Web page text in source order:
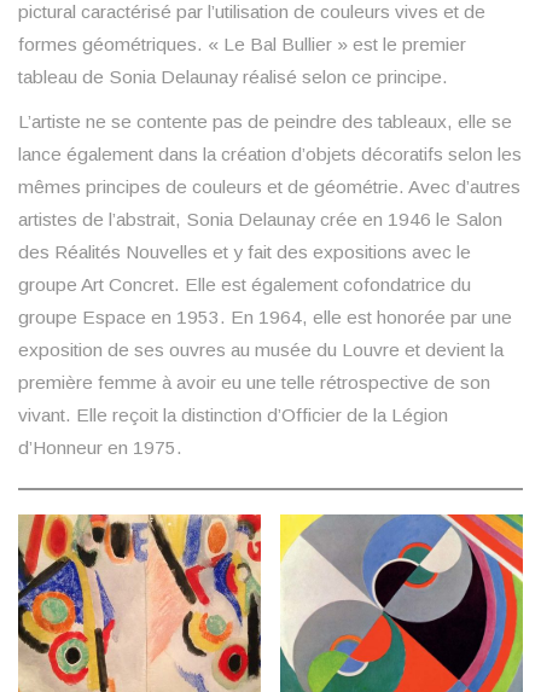
pictural caractérisé par l’utilisation de couleurs vives et de
formes géométriques. « Le Bal Bullier » est le premier
tableau de Sonia Delaunay réalisé selon ce principe.
L’artiste ne se contente pas de peindre des tableaux, elle se
lance également dans la création d’objets décoratifs selon les
mêmes principes de couleurs et de géométrie. Avec d’autres
artistes de l’abstrait, Sonia Delaunay crée en 1946 le Salon
des Réalités Nouvelles et y fait des expositions avec le
groupe Art Concret. Elle est également cofondatrice du
groupe Espace en 1953. En 1964, elle est honorée par une
exposition de ses ouvres au musée du Louvre et devient la
première femme à avoir eu une telle rétrospective de son
vivant. Elle reçoit la distinction d’Officier de la Légion
d’Honneur en 1975.